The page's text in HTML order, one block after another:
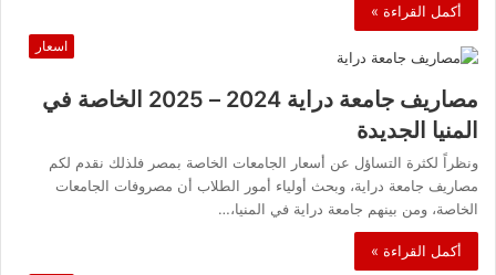
أكمل القراءة »
اسعار
مصاريف جامعة دراية 2024 – 2025 الخاصة في
المنيا الجديدة
ونظراً لكثرة التساؤل عن أسعار الجامعات الخاصة بمصر فلذلك نقدم لكم
مصاريف جامعة دراية، وبحث أولياء أمور الطلاب أن مصروفات الجامعات
الخاصة، ومن بينهم جامعة دراية في المنيا،…
أكمل القراءة »